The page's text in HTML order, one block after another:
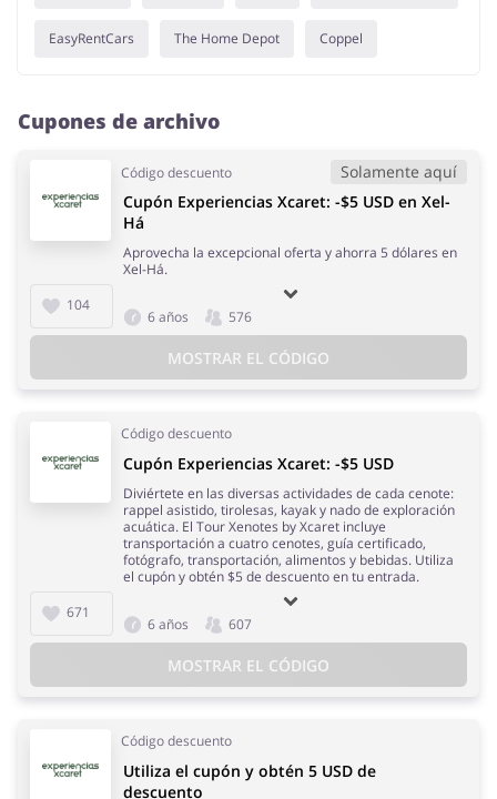
EasyRentCars The Home Depot Coppel
Cupones de archivo
Código descuento Solamente aquí
104
Cupón Experiencias Xcaret: -$5 USD en Xel-
Há
Aprovecha la excepcional oferta y ahorra 5 dólares en
Xel-Há.
6 años 576
MOSTRAR EL CÓDIGO
Código descuento
671
Cupón Experiencias Xcaret: -$5 USD
Diviértete en las diversas actividades de cada cenote:
rappel asistido, tirolesas, kayak y nado de exploración
acuática. El Tour Xenotes by Xcaret incluye
transportación a cuatro cenotes, guía certificado,
fotógrafo, transportación, alimentos y bebidas. Utiliza
el cupón y obtén $5 de descuento en tu entrada.
6 años 607
MOSTRAR EL CÓDIGO
Código descuento
Utiliza el cupón y obtén 5 USD de
descuento